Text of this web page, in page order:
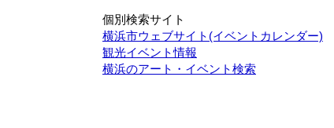
個別検索サイト
横浜市ウェブサイト(イベントカレンダー)
観光イベント情報
横浜のアート・イベント検索